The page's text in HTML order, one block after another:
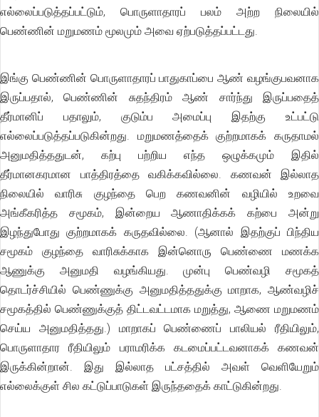
எல்லைப்படுத்தப்பட்டும், பொருளாதாரப் பலம் அற்ற நிலையில்
பெண்ணின் மறுமணம் மூலமும் அவை ஏற்படுத்தப்பட்டது.
இங்கு பெண்ணின் பொருளாதாரப் பாதுகாப்பை ஆண் வழங்குபவனாக
இருப்பதால், பெண்ணின் சுதந்திரம் ஆண் சார்ந்து இருப்பதைத்
தீர்மானிப் பதாலும், குடும்ப அமைப்பு இதற்கு உட்பட்டு
எல்லைப்படுத்தப்படுகின்றது. மறுமணத்தைக் குற்றமாகக் கருதாமல்
அனுமதித்ததுடன், கற்பு பற்றிய எந்த ஒழுக்கமும் இதில்
தீர்மானகரமான பாத்திரத்தை வகிக்கவில்லை. கணவன் இல்லாத
நிலையில் வாரிசு குழந்தை பெற கணவனின் வழியில் உறவை
அங்கீகரித்த சமூகம், இன்றைய ஆணாதிக்கக் கற்பை அன்று
இழந்துபோது குற்றமாகக் கருதவில்லை. (ஆனால் இதற்குப் பிந்திய
சமூகம் குழந்தை வாரிசுக்காக இன்னொரு பெண்ணை மணக்க
ஆணுக்கு அனுமதி வழங்கியது. முன்பு பெண்வழி சமூகத்
தொடர்ச்சியில் பெண்ணுக்கு அனுமதித்ததுக்கு மாறாக, ஆண்வழிச்
சமூகத்தில் பெண்ணுக்குத் திட்டவட்டமாக மறுத்து, ஆணை மறுமணம்
செய்ய அனுமதித்தது.) மாறாகப் பெண்ணைப் பாலியல் ரீதியிலும்,
பொருளாதார ரீதியிலும் பராமரிக்க கடமைப்பட்டவனாகக் கணவன்
இருக்கின்றான். இது இல்லாத பட்சத்தில் அவள் வெளியேறும்
எல்லைக்குள் சில கட்டுப்பாடுகள் இருந்ததைக் காட்டுகின்றது.